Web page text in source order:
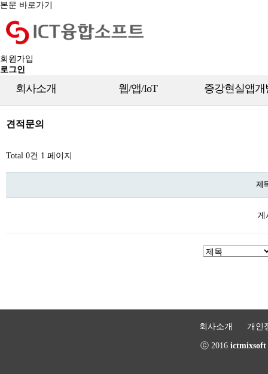
본문 바로가기
회원가입
로그인
회사소개 웹/앱/IoT 증강현실앱개
견적문의
Total 0건 1 페이지
제
게
회사소개 개인
ⓒ 2016